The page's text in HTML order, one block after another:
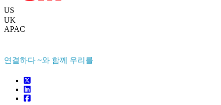
US
UK
APAC
연결하다 ~와 함께 우리를